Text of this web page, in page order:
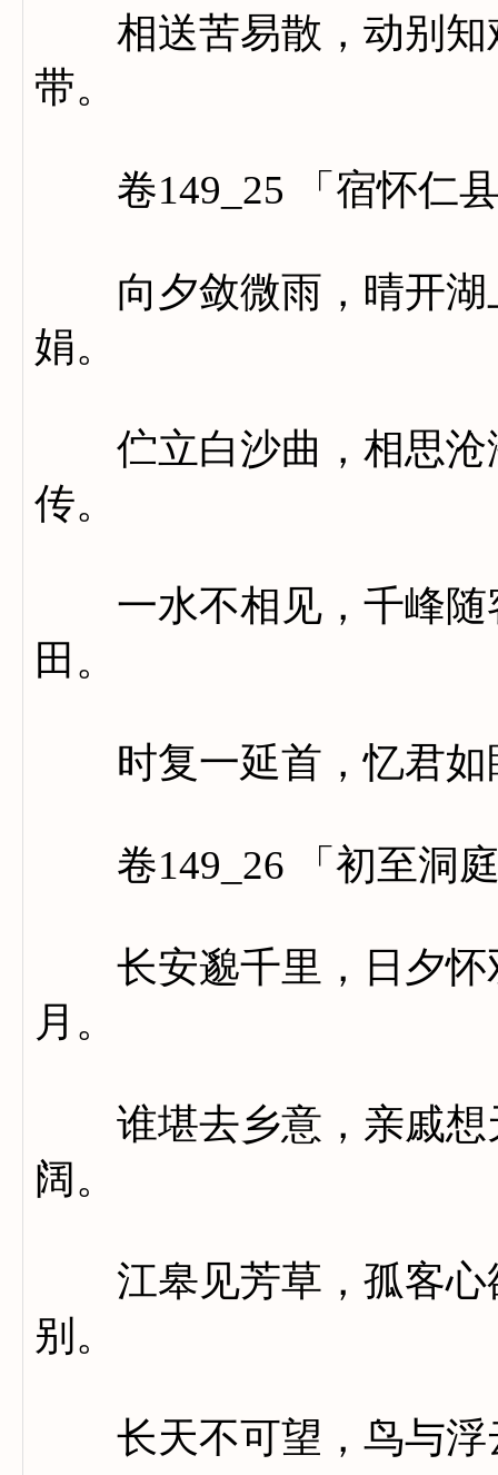
相送苦易散，动别知
带。
卷149_25 「宿怀仁县
向夕敛微雨，晴开湖
娟。
伫立白沙曲，相思沧
传。
一水不相见，千峰随
田。
时复一延首，忆君如
卷149_26 「初至洞庭
长安邈千里，日夕怀
月。
谁堪去乡意，亲戚想
阔。
江皋见芳草，孤客心
别。
长天不可望，鸟与浮